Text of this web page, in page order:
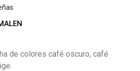
de colores café oscuro, café